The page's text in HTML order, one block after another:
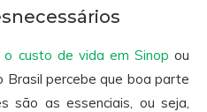
o custo de vida em Sinop ou
Brasil percebe que boa parte
são as essenciais, ou seja,